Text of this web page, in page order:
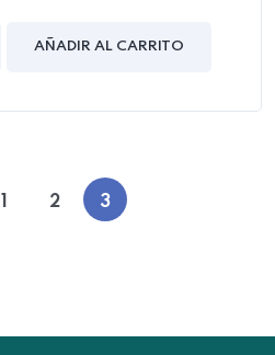
AÑADIR AL CARRITO
2 3